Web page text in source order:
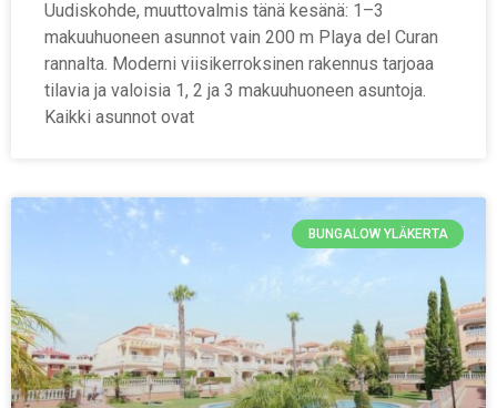
Uudiskohde, muuttovalmis tänä kesänä: 1–3
makuuhuoneen asunnot vain 200 m Playa del Curan
rannalta. Moderni viisikerroksinen rakennus tarjoaa
tilavia ja valoisia 1, 2 ja 3 makuuhuoneen asuntoja.
Kaikki asunnot ovat
BUNGALOW YLÄKERTA